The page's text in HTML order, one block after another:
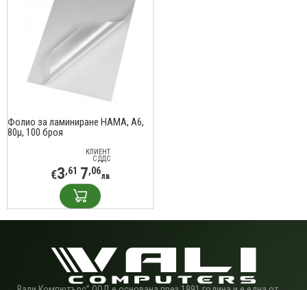
Фолио за ламиниране HAMA, A6,
80µ, 100 броя
КЛИЕНТ
С ДДС
€3,61 7,06лв